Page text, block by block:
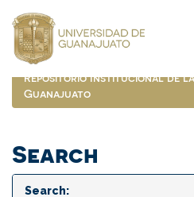
navigation
Repositorio Institucional de
Guanajuato
Search
Search: